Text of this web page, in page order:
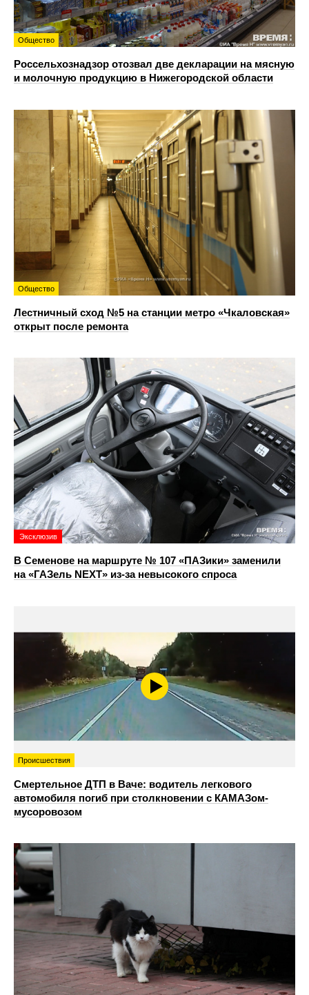
Общество
Россельхознадзор отозвал две декларации на мясную
и молочную продукцию в Нижегородской области
Общество
Лестничный сход №5 на станции метро «Чкаловская»
открыт после ремонта
Эксклюзив
В Семенове на маршруте № 107 «ПАЗики» заменили
на «ГАЗель NEXT» из‑за невысокого спроса
Происшествия
Смертельное ДТП в Ваче: водитель легкового
автомобиля погиб при столкновении с КАМАЗом-
мусоровозом